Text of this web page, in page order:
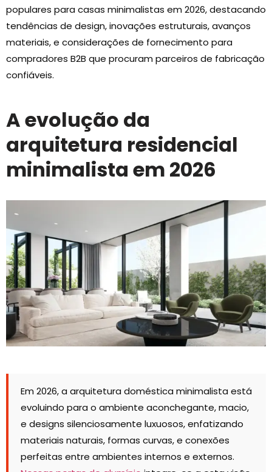
populares para casas minimalistas em 2026, destacando
tendências de design, inovações estruturais, avanços
materiais, e considerações de fornecimento para
compradores B2B que procuram parceiros de fabricação
confiáveis.
A evolução da
arquitetura residencial
minimalista em 2026
Em 2026, a arquitetura doméstica minimalista está
evoluindo para o ambiente aconchegante, macio,
e designs silenciosamente luxuosos, enfatizando
materiais naturais, formas curvas, e conexões
perfeitas entre ambientes internos e externos.